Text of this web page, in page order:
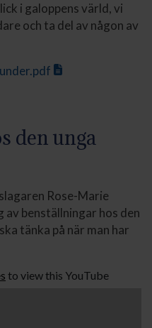
i galoppens värld, vi
och ta del av någon av
den unga
Rose-Marie
benställningar hos den
tänka på när man har
to view this YouTube